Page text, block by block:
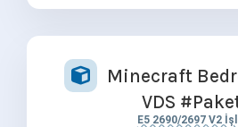
Minecraft
VDS
E5 2690/2697 V2